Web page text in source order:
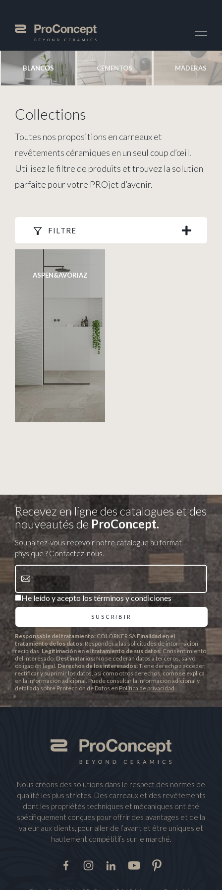
BLANCOS CEMENTOS MADERAS
Collections
Toutes nos propositions en carreaux et
revêtements céramiques en un seul coup d’œil.
Utilisez le filtre de produits et trouvez la solution
parfaite pour votre PROjet d’avenir.
FILTRE
ASPEN&AVORIAZ
Recevez en ligne des catalogues et des
nouveautés de ProConcept.
Souhaitez-vous recevoir notre catalogue au format
physique ? Contactez-nous.
He leído y acepto los términos y condiciones
Responsable del tratamiento: COLORKER SA Finalidad en el
tratamiento de los datos: Responder a las solicitudes de información
recibidas. Legitimación en el tratamiento de sus datos: Consentimiento
del interesado. Destinatarios: No se cederán datos a terceros, salvo
obligación legal. Derechos de los interesados:Tiene derecho a acceder,
rectificar y suprimir los datos, así como otros derechos, como se explica
en la información adicional. Puede consultar la información adicional y
detallada sobre Protección de Datos enPolítica de privacidad.
Nous créons des solutions dans le respect des normes de
qualité les plus strictes. Des carreaux et des revêtements
dont les propriétés techniques et mécaniques ont été
spécifiquement conçues pour offrir des avantages et de la
valeur aux clients, pour aller de l’avant et être uniques et
hautement compétitifs sur le marché.
FacebookInstagramLinkedInYoutubePinterest